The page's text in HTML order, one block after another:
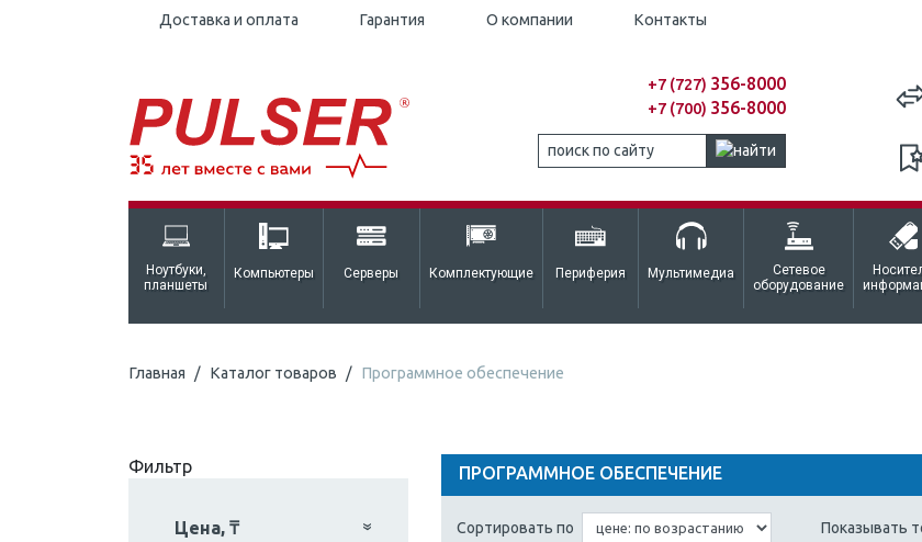
Доставка и оплата Гарантия О компании Контакты
+7 (727) 356-8000
+7 (700) 356-8000
Ноутбуки,
планшеты
Компьютеры Серверы Комплектующие Периферия Мультимедиа
Сетевое
оборудование
Главная Каталог товаров Программное обеспечение
Фильтр
Цена, ₸
ПРОГРАММНОЕ ОБЕСПЕЧЕНИЕ
Сортировать по Показывать